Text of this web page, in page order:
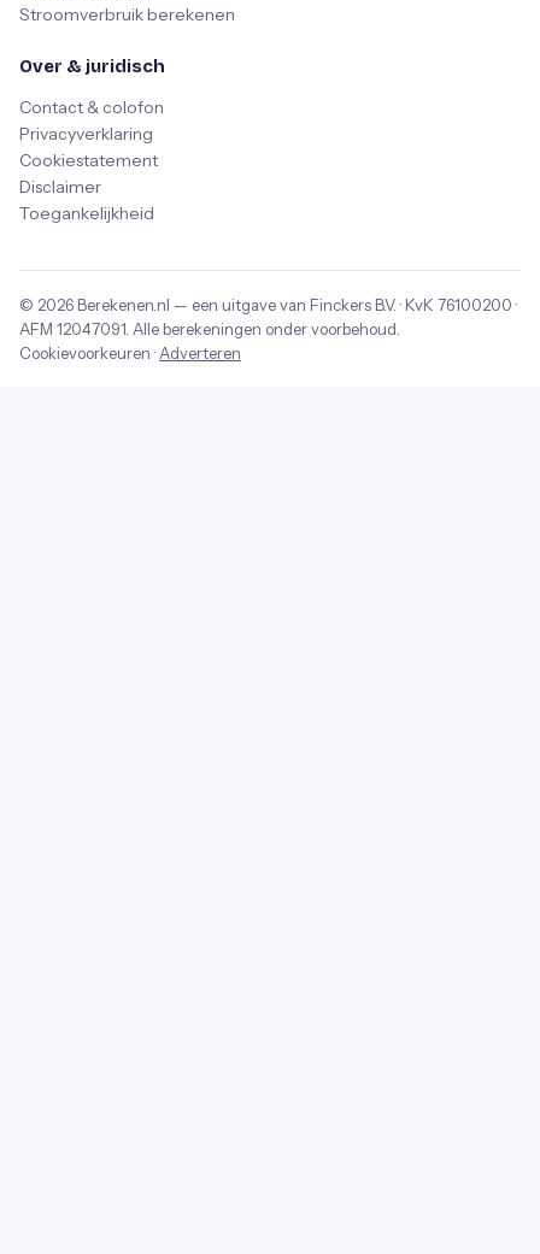
Stroomverbruik berekenen
Over & juridisch
Contact & colofon
Privacyverklaring
Cookiestatement
Disclaimer
Toegankelijkheid
© 2026 Berekenen.nl — een uitgave van Finckers B.V. · KvK 76100200 ·
AFM 12047091 . Alle berekeningen onder voorbehoud.
Cookievoorkeuren · Adverteren